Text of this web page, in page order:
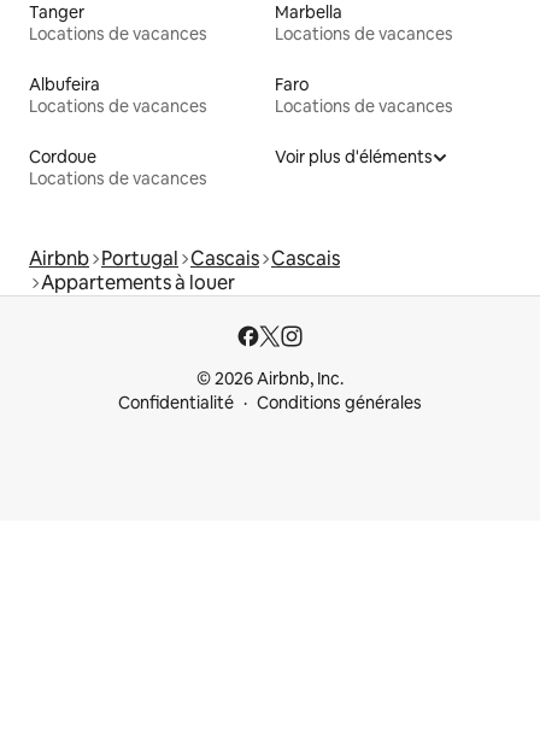
Tanger
Locations de vacances
Marbella
Locations de vacances
Albufeira
Locations de vacances
Faro
Locations de vacances
Cordoue
Locations de vacances
Voir plus d'éléments
Airbnb Portugal Cascais Cascais
Appartements à louer
© 2026 Airbnb, Inc.
Confidentialité
Conditions générales